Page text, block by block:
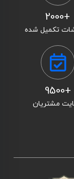
+2000
تکمیل شده
+9500
مشتریان